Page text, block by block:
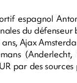
espagnol
du
Ajax
par des